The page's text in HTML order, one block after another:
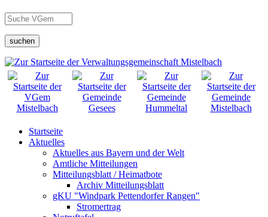
suchen
Startseite
Aktuelles
Aktuelles aus Bayern und der Welt
Amtliche Mitteilungen
Mitteilungsblatt / Heimatbote
Archiv Mitteilungsblatt
gKU "Windpark Pettendorfer Rangen"
Stromertrag